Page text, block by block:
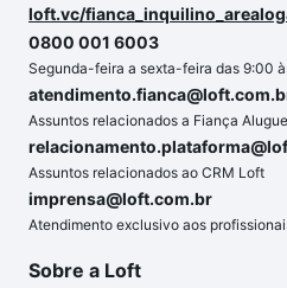
loft.vc/
0800 001 6003
Segunda-feira a sexta-feira das 9:00
Assuntos relacionados a Fiança
Assuntos relacionados ao CRM Loft
imprensa@loft.com.br
Atendimento exclusivo aos
Sobre a Loft